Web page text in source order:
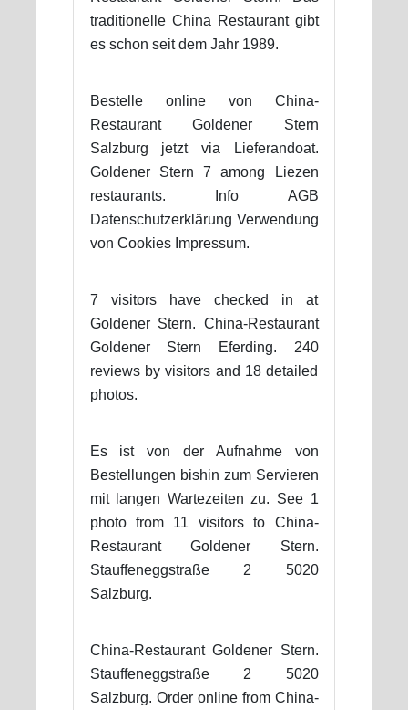
traditionelle China Restaurant gibt
es schon seit dem Jahr 1989.
Bestelle online von China-
Restaurant Goldener Stern
Salzburg jetzt via Lieferandoat.
Goldener Stern 7 among Liezen
restaurants. Info AGB
Datenschutzerklärung Verwendung
von Cookies Impressum.
7 visitors have checked in at
Goldener Stern. China-Restaurant
Goldener Stern Eferding. 240
reviews by visitors and 18 detailed
photos.
Es ist von der Aufnahme von
Bestellungen bishin zum Servieren
mit langen Wartezeiten zu. See 1
photo from 11 visitors to China-
Restaurant Goldener Stern.
Stauffeneggstraße 2 5020
Salzburg.
China-Restaurant Goldener Stern.
Stauffeneggstraße 2 5020
Salzburg. Order online from China-